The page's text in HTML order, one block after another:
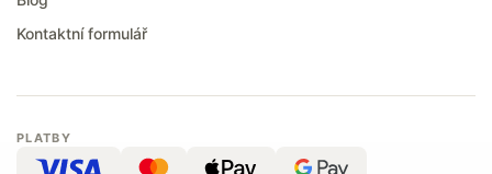
Kontaktní formulář
PLATBY